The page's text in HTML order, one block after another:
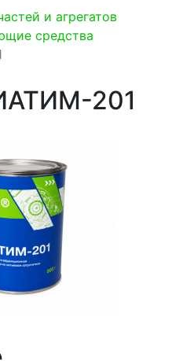
и агрегатов
средства
201